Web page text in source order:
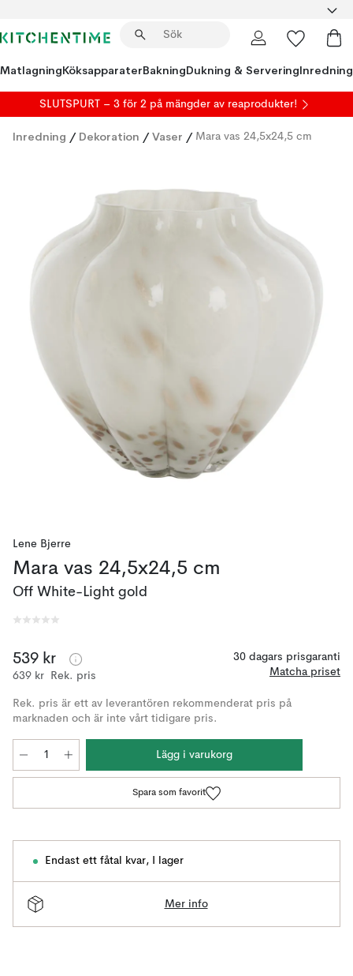
MatlagningKöksapparaterBakningDukning & ServeringInredning
SLUTSPURT – 3 för 2 på mängder av reaprodukter!
Inredning / Dekoration / Vaser / Mara vas 24,5x24,5 cm
Lene Bjerre
Mara vas 24,5x24,5 cm
Off White-Light gold
539 kr
639 kr Rek. pris
30 dagars prisgaranti
Matcha priset
Rek. pris är ett av leverantören rekommenderat pris på
marknaden och är inte vårt tidigare pris.
Lägg i varukorg
Spara som favorit
Endast ett fåtal kvar, I lager
Mer info